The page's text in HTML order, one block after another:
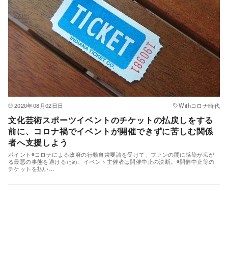
2020年08月02日日 Withコロナ時代
文化芸術スポーツイベントのチケットの払戻しをする
前に、コロナ禍でイベントが開催できずに苦しむ関係
者へ支援しよう
ポイント◉コロナによる政府の行動自粛要請を受けて、ファンの間に感染が広が
る最悪の事態を避けるため、イベント主催者は開催中止の決断。◉開催中止等の
チケットを払い…